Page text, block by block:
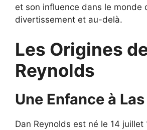
et son influence dans le monde
divertissement et au-delà.
Les Origines
Reynolds
Une Enfance à
Dan Reynolds est né le 14 juillet